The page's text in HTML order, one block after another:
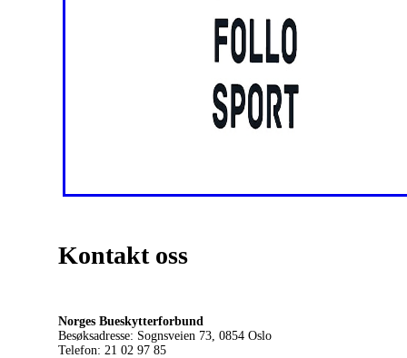
Kontakt oss
Norges Bueskytterforbund
Besøksadresse: Sognsveien 73, 0854 Oslo
Telefon: 21 02 97 85